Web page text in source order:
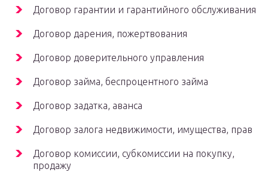
Договор гарантии и гарантийного обслуживания
Договор дарения, пожертвования
Договор доверительного управления
Договор займа, беспроцентного займа
Договор задатка, аванса
Договор залога недвижимости, имущества, прав
Договор комиссии, субкомиссии на покупку,
продажу